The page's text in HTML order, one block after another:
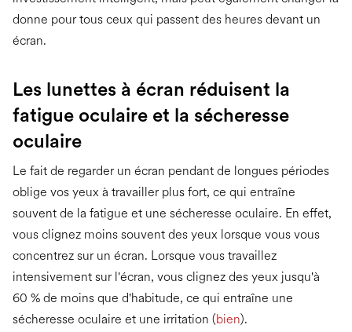
donne pour tous ceux qui passent des heures devant un
écran.
Les lunettes à écran réduisent la
fatigue oculaire et la sécheresse
oculaire
Le fait de regarder un écran pendant de longues périodes
oblige vos yeux à travailler plus fort, ce qui entraîne
souvent de la fatigue et une sécheresse oculaire. En effet,
vous clignez moins souvent des yeux lorsque vous vous
concentrez sur un écran. Lorsque vous travaillez
intensivement sur l'écran, vous clignez des yeux jusqu'à
60 % de moins que d'habitude, ce qui entraîne une
sécheresse oculaire et une irritation (bien).